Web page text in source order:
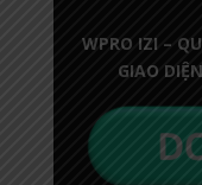
WPRO IZI –
GIAO